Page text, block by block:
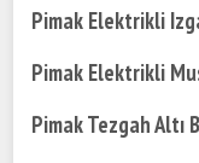
Pimak Elektrikli
Pimak Elektrikli
Pimak Tezgah Altı